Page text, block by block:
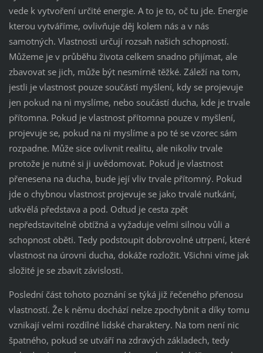
vede k vytvoření určité energie. A to je to, oč tu jde. Energie
kterou vytváříme, ovlivňuje děj kolem nás a v nás
samotných. Vlastnosti určují rozsah našich schopností.
Můžeme je v průběhu života celkem snadno přijímat, ale
zbavovat se jich, může být nesmírně těžké. Záleží na tom,
jestli je vlastnost pouze součástí myšlení, kdy se projevuje
jen pokud na ni myslíme, nebo součástí ducha, kde je trvale
přítomna. Pokud je vlastnost přítomna pouze v myšlení,
projevuje se, pokud na ni myslíme a po té se vzorec sám
rozpadne. Může sice ovlivnit realitu, ale nikoliv trvale
protože je nutné si ji uvědomovat. Pokud je vlastnost
přenesena na ducha, bude její vliv trvale přítomný. Pokud
jde o chybnou vlastnost projevuje se jako trvalé nutkání,
utkvělá představa a pod. Odtud je cesta zpět
nepředstavitelně obtížná a vyžaduje velmi silnou vůli a
schopnost oběti. Tedy podstoupit dobrovolné utrpení, které
vlastnost na úrovni ducha, dokáže rozložit. Všichni víme jak
složité je se zbavit závislosti.
Poslední část tohoto poznání se týká již řečeného přenosu
vlastností. Že k němu dochází nelze zpochybnit a díky tomu
vznikají velmi rozdílné lidské charaktery. Na tom není nic
špatného, pokud se utváří na zdravých základech, tedy